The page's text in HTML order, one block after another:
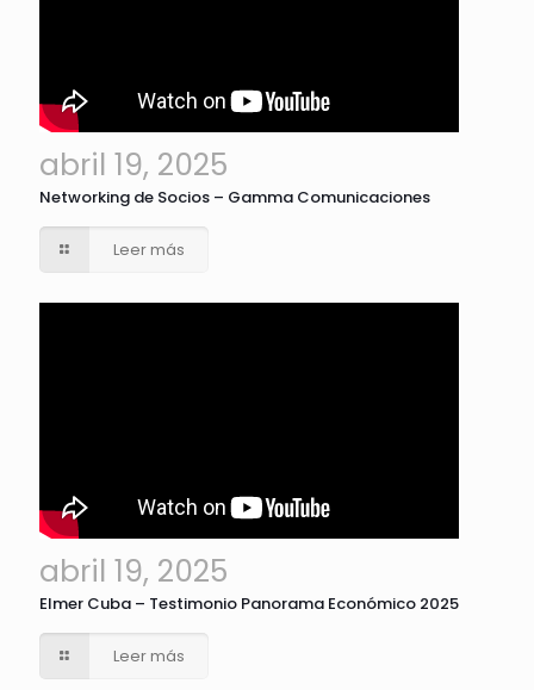
abril 19, 2025
Networking de Socios – Gamma Comunicaciones
Leer más
abril 19, 2025
Elmer Cuba – Testimonio Panorama Económico 2025
Leer más